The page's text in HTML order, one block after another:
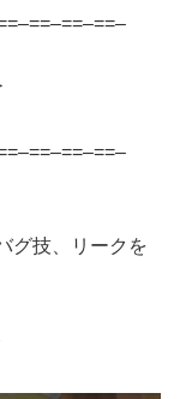
グ技、リークを